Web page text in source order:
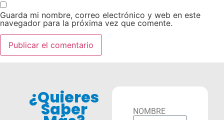
Guarda mi nombre, correo electrónico y web en este
navegador para la próxima vez que comente.
¿Quieres
Saber NOMBRE